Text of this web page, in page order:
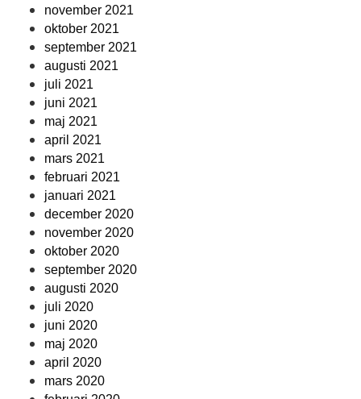
november 2021
oktober 2021
september 2021
augusti 2021
juli 2021
juni 2021
maj 2021
april 2021
mars 2021
februari 2021
januari 2021
december 2020
november 2020
oktober 2020
september 2020
augusti 2020
juli 2020
juni 2020
maj 2020
april 2020
mars 2020